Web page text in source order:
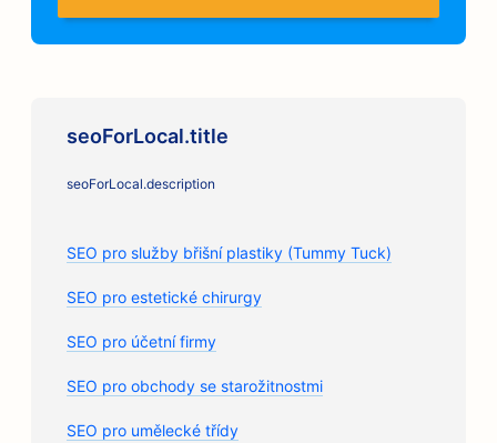
seoForLocal.title
seoForLocal.description
SEO pro služby břišní plastiky (Tummy Tuck)
SEO pro estetické chirurgy
SEO pro účetní firmy
SEO pro obchody se starožitnostmi
SEO pro umělecké třídy